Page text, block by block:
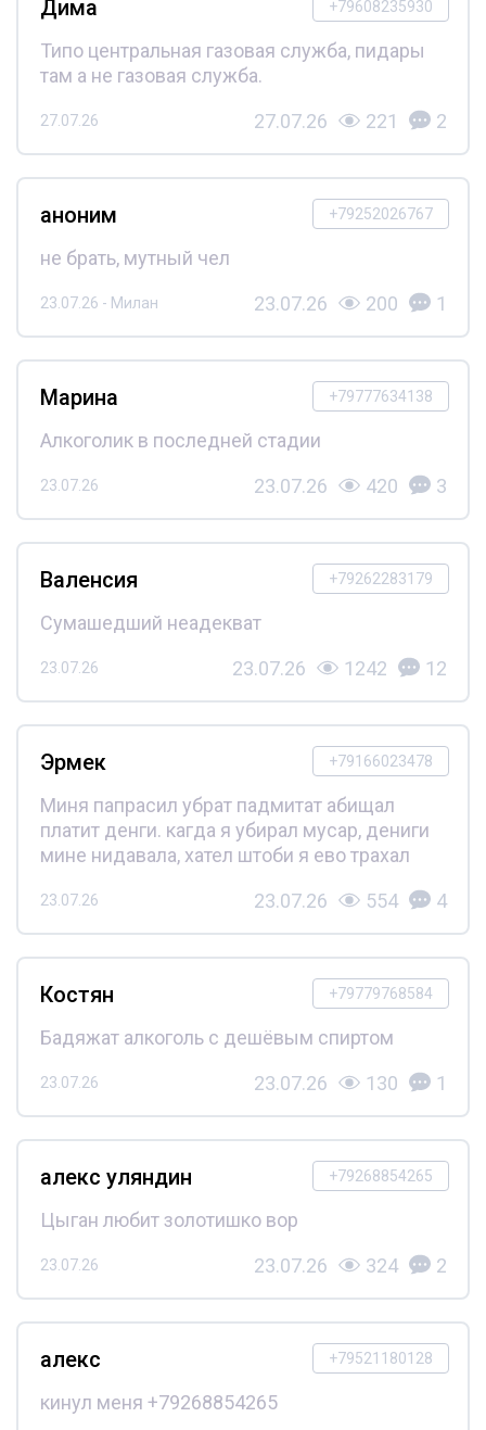
+79608235930
Дима
Типо центральная газовая служба, пидары
там а не газовая служба.
27.07.26 27.07.26 221 2
+79252026767
аноним
не брать, мутный чел
23.07.26 - Милан 23.07.26 200 1
+79777634138
Марина
Алкоголик в последней стадии
23.07.26 23.07.26 420 3
+79262283179
Валенсия
Сумашедший неадекват
23.07.26 23.07.26 1242 12
+79166023478
Эрмек
Миня папрасил убрат падмитат абищал
платит денги. кагда я убирал мусар, дениги
мине нидавала, хател штоби я ево трахал
23.07.26 23.07.26 554 4
+79779768584
Костян
Бадяжат алкоголь с дешёвым спиртом
23.07.26 23.07.26 130 1
+79268854265
алекс уляндин
Цыган любит золотишко вор
23.07.26 23.07.26 324 2
+79521180128
алекс
кинул меня +79268854265